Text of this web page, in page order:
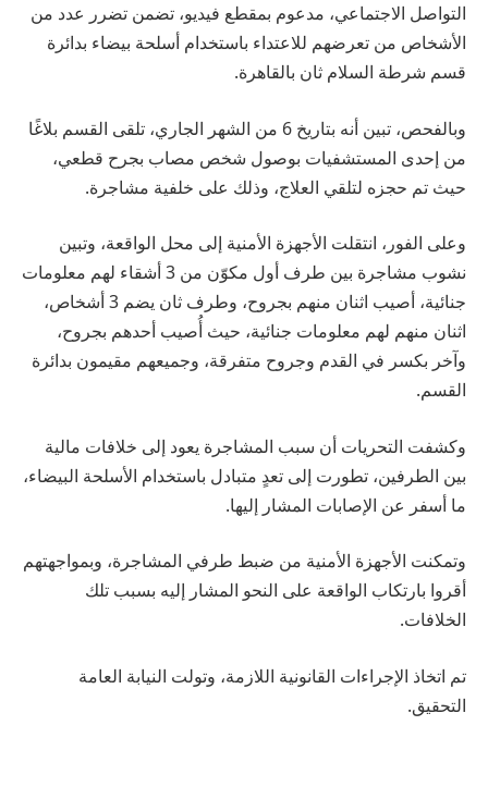
التواصل الاجتماعي، مدعوم بمقطع فيديو، تضمن تضرر عدد من
الأشخاص من تعرضهم للاعتداء باستخدام أسلحة بيضاء بدائرة
قسم شرطة السلام ثان بالقاهرة.
وبالفحص، تبين أنه بتاريخ 6 من الشهر الجاري، تلقى القسم بلاغًا
من إحدى المستشفيات بوصول شخص مصاب بجرح قطعي،
حيث تم حجزه لتلقي العلاج، وذلك على خلفية مشاجرة.
وعلى الفور، انتقلت الأجهزة الأمنية إلى محل الواقعة، وتبين
نشوب مشاجرة بين طرف أول مكوّن من 3 أشقاء لهم معلومات
جنائية، أصيب اثنان منهم بجروح، وطرف ثان يضم 3 أشخاص،
اثنان منهم لهم معلومات جنائية، حيث أُصيب أحدهم بجروح،
وآخر بكسر في القدم وجروح متفرقة، وجميعهم مقيمون بدائرة
القسم.
وكشفت التحريات أن سبب المشاجرة يعود إلى خلافات مالية
بين الطرفين، تطورت إلى تعدٍ متبادل باستخدام الأسلحة البيضاء،
ما أسفر عن الإصابات المشار إليها.
وتمكنت الأجهزة الأمنية من ضبط طرفي المشاجرة، وبمواجهتهم
أقروا بارتكاب الواقعة على النحو المشار إليه بسبب تلك
الخلافات.
تم اتخاذ الإجراءات القانونية اللازمة، وتولت النيابة العامة
التحقيق.